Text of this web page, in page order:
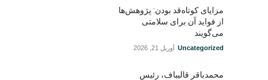
مزایای کوتاه‌قد بودن: پژوهش‌ها
از فواید آن برای سلامتی
می‌گویند
Uncategorized آوریل 21, 2026
محمدباقر قالیباف، رئیس